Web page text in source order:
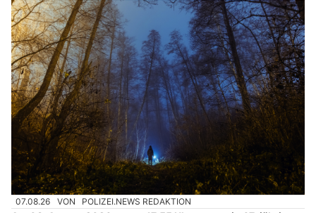
07.08.26 VON POLIZEI.NEWS REDAKTION